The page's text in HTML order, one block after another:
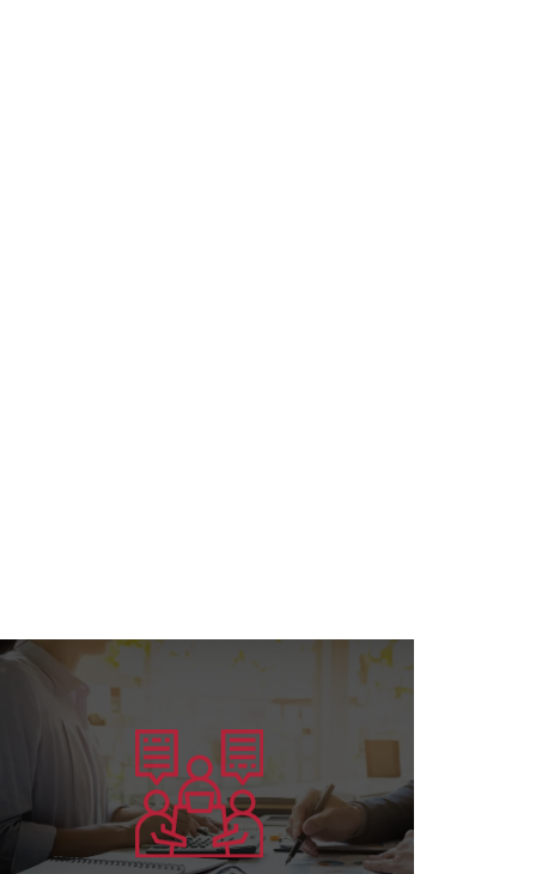
تقديم الخدمات الاستشارية في كافة مجالات
تخصص البورد الأمريكي وإعداد القادة
الأكفاء....
يتعلم أكثر